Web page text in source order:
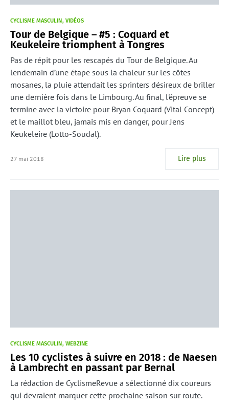
CYCLISME MASCULIN VIDÉOS
Tour de Belgique – #5 : Coquard et
Keukeleire triomphent à Tongres
Pas de répit pour les rescapés du Tour de Belgique. Au
lendemain d’une étape sous la chaleur sur les côtes
mosanes, la pluie attendait les sprinters désireux de briller
une dernière fois dans le Limbourg. Au final, l'épreuve se
termine avec la victoire pour Bryan Coquard (Vital Concept)
et le maillot bleu, jamais mis en danger, pour Jens
Keukeleire (Lotto-Soudal).
27 mai 2018 Lire plus
CYCLISME MASCULIN WEBZINE
Les 10 cyclistes à suivre en 2018 : de Naesen
à Lambrecht en passant par Bernal
La rédaction de CyclismeRevue a sélectionné dix coureurs
qui devraient marquer cette prochaine saison sur route.